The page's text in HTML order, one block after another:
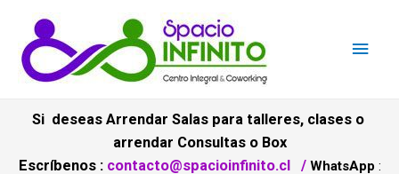
Si deseas Arrendar Salas para talleres, clases o
arrendar Consultas o Box
Escríbenos: contacto@spacioinfinito.cl / WhatsApp :